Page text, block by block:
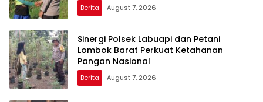
Berita August 7, 2026
Sinergi Polsek Labuapi dan Petani
Lombok Barat Perkuat Ketahanan
Pangan Nasional
Berita August 7, 2026